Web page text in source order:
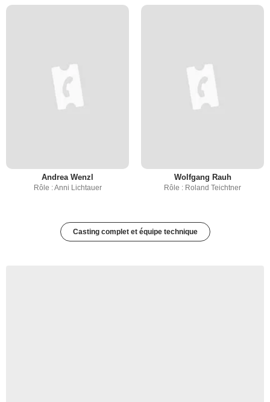
Andrea Wenzl
Rôle : Anni Lichtauer
Wolfgang Rauh
Rôle : Roland Teichtner
Casting complet et équipe technique